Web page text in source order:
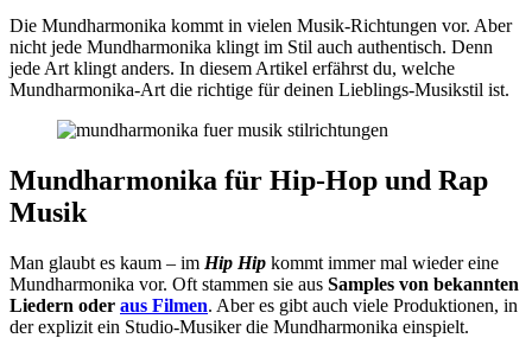
Die Mundharmonika kommt in vielen Musik-Richtungen vor. Aber
nicht jede Mundharmonika klingt im Stil auch authentisch. Denn
jede Art klingt anders. In diesem Artikel erfährst du, welche
Mundharmonika-Art die richtige für deinen Lieblings-Musikstil ist.
Mundharmonika für Hip-Hop und Rap
Musik
Man glaubt es kaum – im Hip Hip kommt immer mal wieder eine
Mundharmonika vor. Oft stammen sie aus Samples von bekannten
Liedern oder aus Filmen. Aber es gibt auch viele Produktionen, in
der explizit ein Studio-Musiker die Mundharmonika einspielt.